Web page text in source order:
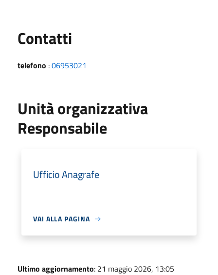
Contatti
telefono :06953021
Unità organizzativa
Responsabile
Ufficio Anagrafe
VAI ALLA PAGINA
Ultimo aggiornamento: 21 maggio 2026, 13:05